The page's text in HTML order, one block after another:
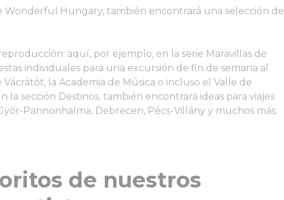
Wonderful Hungary, también encontrará una selección de
aquí, por ejemplo, en la serie Maravillas de
individuales para una excursión de fin de semana al
la Academia de Música o incluso el Valle de
la sección Destinos, también encontrará ideas para viajes
Pannonhalma, Debrecen, Pécs-Villány y muchos más.
de nuestros